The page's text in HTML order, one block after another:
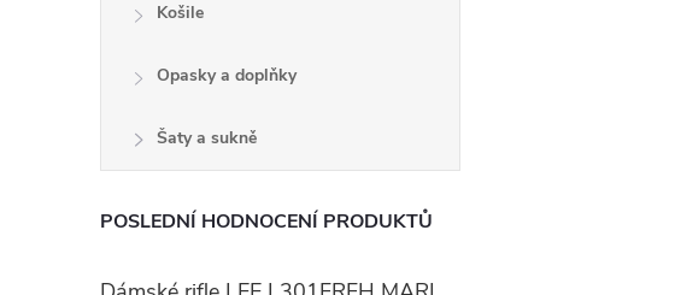
Košile
Opasky a doplňky
Šaty a sukně
POSLEDNÍ HODNOCENÍ PRODUKTŮ